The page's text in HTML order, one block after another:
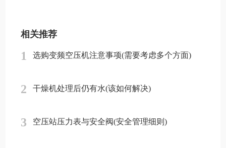
相关推荐
1 选购变频空压机注意事项(需要考虑多个方面)
2 干燥机处理后仍有水(该如何解决)
3 空压站压力表与安全阀(安全管理细则)